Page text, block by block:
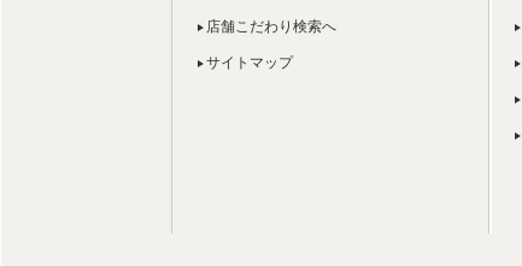
店舗こだわり検索へ
サイトマップ